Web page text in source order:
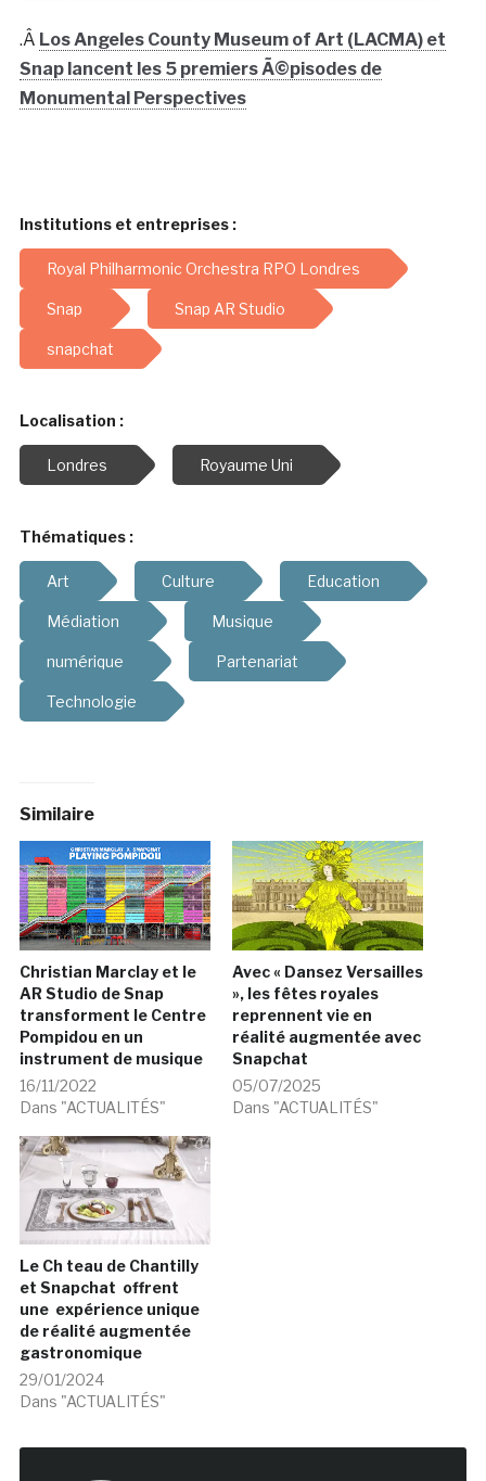
.Â Los Angeles County Museum of Art (LACMA) et
Snap lancent les 5 premiers Ã©pisodes de
Monumental Perspectives
Institutions et entreprises :
Royal Philharmonic Orchestra RPO Londres
Snap Snap AR Studio
snapchat
Localisation :
Londres Royaume Uni
Thématiques :
Art Culture Education
Médiation Musique
numérique Partenariat
Technologie
Similaire
Christian Marclay et le
AR Studio de Snap
transforment le Centre
Pompidou en un
instrument de musique
16/11/2022
Dans "ACTUALITÉS"
Avec « Dansez Versailles
», les fêtes royales
reprennent vie en
réalité augmentée avec
Snapchat
05/07/2025
Dans "ACTUALITÉS"
Le Ch teau de Chantilly
et Snapchat offrent
une expérience unique
de réalité augmentée
gastronomique
29/01/2024
Dans "ACTUALITÉS"